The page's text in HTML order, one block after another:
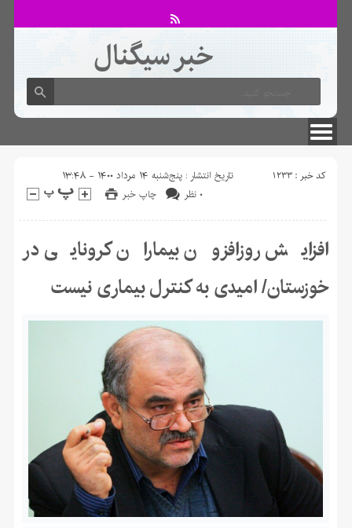
لطفا در پنل مديريتي خود به قسمت فهرست ها برويد و منوي خود را ايجاد كنيد!
خبر سیگنال
کد خبر : ۱۲۳۳
تاریخ انتشار : پنج‌شنبه ۱۴ مرداد ۱۴۰۰ - ۱۳:۴۸
چاپ خبر
افزایش روزافزون بیماران کرونایی در
خوزستان/ امیدی به کنترل بیماری نیست